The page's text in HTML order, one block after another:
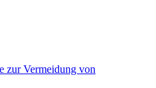
zur Vermeidung von